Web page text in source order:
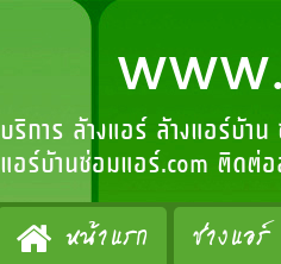
www.ล้
บริการ ล้างแอร์ ล้างแอร์บ้า
แอร์บ้านซ่อมแอร์.com ติดต่
หน้าแรก ช่างแอร์